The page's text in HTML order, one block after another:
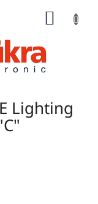
Lighting